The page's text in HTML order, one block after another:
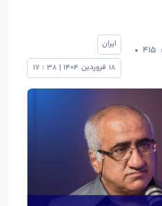
415
ایران
18 فروردین 1404
|
38
:
17